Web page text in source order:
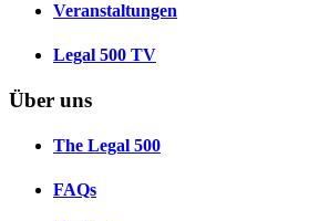
Veranstaltungen
Legal 500 TV
Über uns
The Legal 500
FAQs